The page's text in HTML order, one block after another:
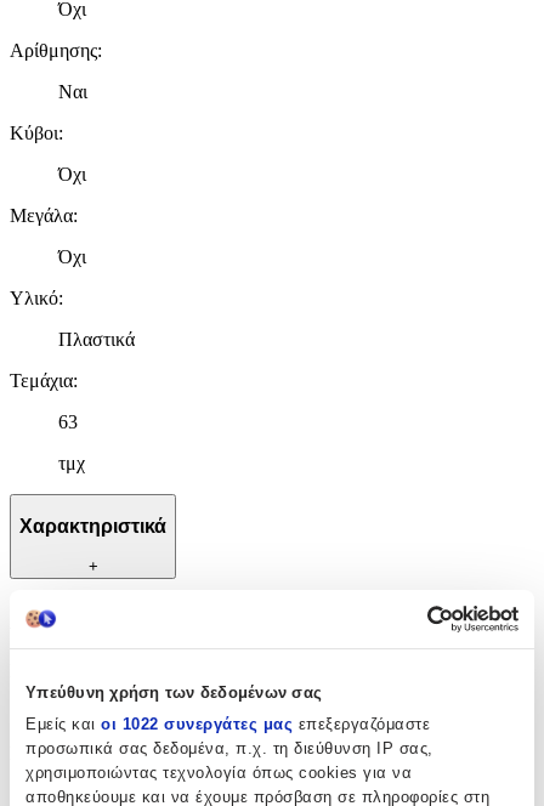
Υπεύθυνη χρήση των δεδομένων σας
Εμείς και οι 1022 συνεργάτες μας επεξεργαζόμαστε
προσωπικά σας δεδομένα, π.χ. τη διεύθυνση IP σας,
χρησιμοποιώντας τεχνολογία όπως cookies για να
αποθηκεύουμε και να έχουμε πρόσβαση σε πληροφορίες στη
Όχι
Αρίθμησης:
Ναι
Κύβοι:
Όχι
Μεγάλα:
Όχι
Υλικό:
Πλαστικά
Τεμάχια:
63
τμχ
Χαρακτηριστικά
+
Χαρακτηριστικά
Ηλικία:
3+ Ετών